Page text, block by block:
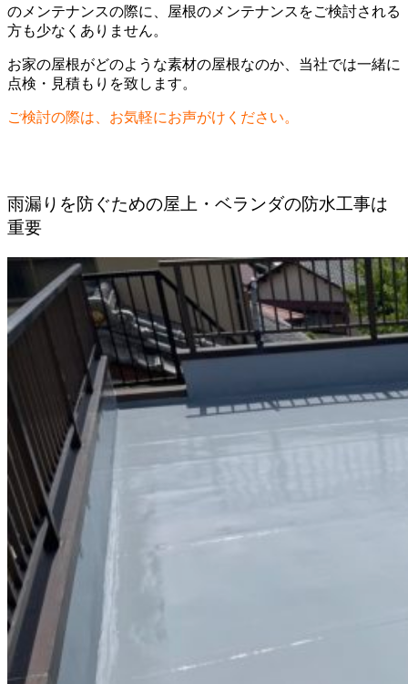
のメンテナンスの際に、屋根のメンテナンスをご検討される
方も少なくありません。
お家の屋根がどのような素材の屋根なのか、当社では一緒に
点検・見積もりを致します。
ご検討の際は、お気軽にお声がけください。
雨漏りを防ぐための屋上・ベランダの防水工事は
重要